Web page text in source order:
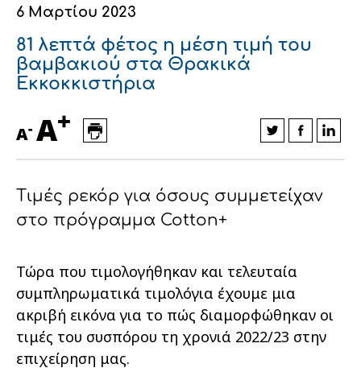
Οικονομικά στοιχεία
Εταιρική δομή
Καινοτομία
Εκδηλώσεις
Πως θα μας βρείτε
ΑΚΟΛΟΥΘΗΣΤΕ ΜΑΣ
Εξαγωγές
Συνέδρια
Πως θα μας βρείτε
ΑΚΟΛΟΥΘΗΣΤΕ ΜΑΣ
Ευφυής γεωργία
Συμβουλευτική στο χωράφι
Εκκόκκιση για λογαριασμό του
παραγωγού
Ιατρικές υπηρεσίες
Πως θα μας βρείτε
ΑΚΟΛΟΥΘΗΣΤΕ ΜΑΣ
Αλυσίδα βάμβακος
Πως θα μας βρείτε
ΑΚΟΛΟΥΘΗΣΤΕ ΜΑΣ
Κλωστοϋφαντουργία - Ένδυση
Εταιρικά νέα
Πως θα μας βρείτε
ΑΚΟΛΟΥΘΗΣΤΕ ΜΑΣ
Πως θα μας βρείτε
ΑΚΟΛΟΥΘΗΣΤΕ ΜΑΣ
6 Μαρτίου 2023
81 λεπτά φέτος η μέση τιμή του
βαμβακιού στα Θρακικά
Εκκοκκιστήρια
A- A+
Τιμές ρεκόρ για όσους συμμετείχαν
στο πρόγραμμα Cotton+
Τώρα που τιμολογήθηκαν και τελευταία
συμπληρωματικά τιμολόγια έχουμε μια
ακριβή εικόνα για το πώς διαμορφώθηκαν οι
τιμές του συσπόρου τη χρονιά 2022/23 στην
επιχείρηση μας.